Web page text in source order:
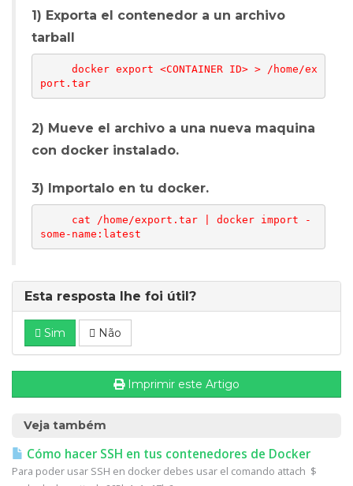
1) Exporta el contenedor a un archivo
tarball
port.tar
2) Mueve el archivo a una nueva maquina
con docker instalado.
3) Importalo en tu docker.
some-name:latest
Esta resposta lhe foi útil?
Sim Não
Imprimir este Artigo
Veja também
Cómo hacer SSH en tus contenedores de Docker
Para poder usar SSH en docker debes usar el comando attach $